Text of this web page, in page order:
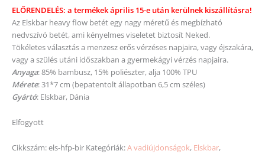
ELŐRENDELÉS: a termékek április 15-e után kerülnek kiszállításra!
Az Elskbar heavy flow betét egy nagy méretű és megbízható
nedvszívó betét, ami kényelmes viseletet biztosít Neked.
Tökéletes választás a menzesz erős vérzéses napjaira, vagy éjszakára,
vagy a szülés utáni időszakban a gyermekágyi vérzés napjaira.
Anyaga: 85% bambusz, 15% poliészter, alja 100% TPU
Mérete: 31*7 cm (bepatentolt állapotban 6,5 cm széles)
Gyártó: Elskbar, Dánia
Elfogyott
Cikkszám:els-hfp-bir Kategóriák:A vadiújdonságok, Elskbar,